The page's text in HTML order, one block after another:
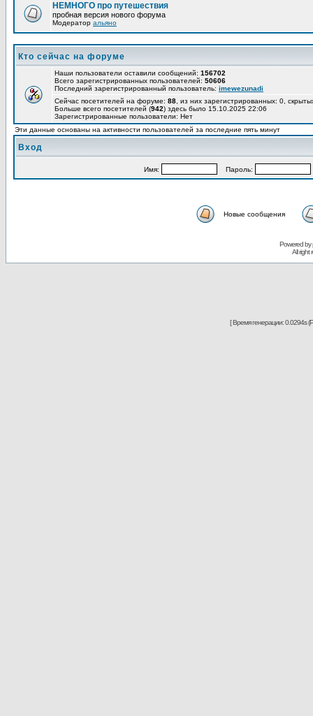
НЕМНОГО про путешествия
пробная версия нового форума
Модератор альяно
Кто сейчас на форуме
Наши пользователи оставили сообщений: 156702
Всего зарегистрированных пользователей: 50606
Последний зарегистрированный пользователь: imewezunadi
Сейчас посетителей на форуме: 88 , из них зарегистрированных: 0,
Больше всего посетителей (942) здесь было 15.10.2025 22:06
Зарегистрированные пользователи: Нет
Эти данные основаны на активности пользователей за последние пять минут
Вход
Имя: Пароль:
Новые сообщения
Powered
All right
[ Время генерации: 0.0294s